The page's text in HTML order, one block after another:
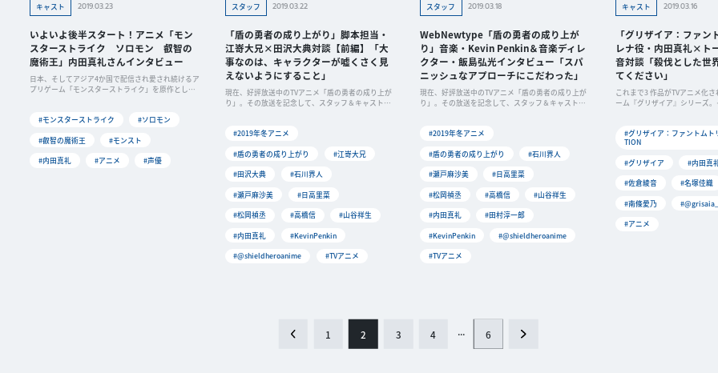
キャスト 2019.03.23
いよいよ後半スタート！アニメ「モン
スターストライク ソロモン 叡智の
魔術王」内田真礼さんインタビュー
日本、そしてアジア4か国で配信され愛され続けるア
プリゲーム「モンスターストライク」を原作とした
#モンスターストライク
#ソロモン
#叡智の魔術王
#モンスト
#内田真礼
#アニメ #声優
スタッフ 2019.03.22
「盾の勇者の成り上がり」脚本担当・
江嵜大兄×田沢大典対談【前編】「大
事なのは、キャラクターが嘘くさく見
えないようにすること」
現在、好評放送中のTVアニメ「盾の勇者の成り上が
り」。その放送を記念して、スタッフ＆キャストに
#2019年冬アニメ
#盾の勇者の成り上がり
#江嵜大兄
#田沢大典
#石川界人
#瀬戸麻沙美
#日高里菜
#松岡禎丞
#高橋信
#山谷祥生
#内田真礼
#KevinPenkin
#@shieldheroanime
#TVアニメ
スタッフ 2019.03.18
WebNewtype「盾の勇者の成り上が
り」音楽・Kevin Penkin＆音楽ディレ
クター・飯島弘光インタビュー「スパ
ニッシュなアプローチにこだわった」
現在、好評放送中のTVアニメ「盾の勇者の成り上が
り」。その放送を記念して、スタッフ＆キャストに
#2019年冬アニメ
#盾の勇者の成り上がり
#石川界人
#瀬戸麻沙美
#日高里菜
#松岡禎丞
#高橋信
#山谷祥生
#内田真礼
#田村淳一郎
#KevinPenkin
#@shieldheroanime
#TVアニメ
キャスト 2019.03.16
「グリザイア：ファン
レナ役・内田真礼×ト
音対談「殺伐とした世
てください」
これまで3 作品がTVアニメ化
ーム『グリザイア』シリーズ
#グリザイア：ファントムト
TION
#グリザイア
#内田真
#佐倉綾音
#名塚佳織
#南條愛乃
#アニメ
1 2 3 4 ... 6